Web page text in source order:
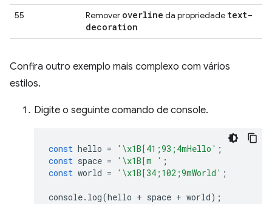
55 Remover overline da propriedade text-
decoration
Confira outro exemplo mais complexo com vários
estilos.
Digite o seguinte comando de console.
const hello = '\x1B[41;93;4mHello' ;
const space = '\x1B[m ' ;
const world = '\x1B[34;102;9mWorld' ;
console. log(hello + space + world);